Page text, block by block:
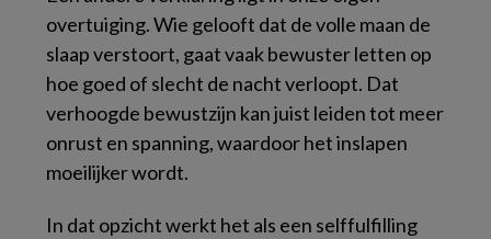
overtuiging. Wie gelooft dat de volle maan de
slaap verstoort, gaat vaak bewuster letten op
hoe goed of slecht de nacht verloopt. Dat
verhoogde bewustzijn kan juist leiden tot meer
onrust en spanning, waardoor het inslapen
moeilijker wordt.
In dat opzicht werkt het als een selffulfilling